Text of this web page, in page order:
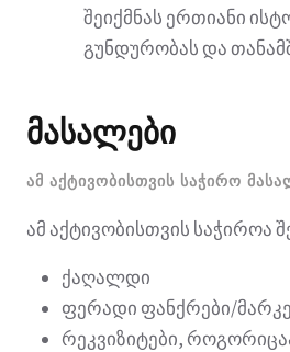
შეიქმნას ერთიანი
გუნდურობას და
მასალები
ᲐᲛ ᲐᲥᲢᲘᲕᲝᲑᲘᲡᲗᲕᲘᲡ ᲡᲐᲭᲘᲠᲝ
ამ აქტივობისთვის საჭიროა
ქაღალდი
ფერადი ფანქრები/
რეკვიზიტები,